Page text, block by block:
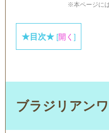
※本ページに
★目次★ [開く ]
ブラジリアン